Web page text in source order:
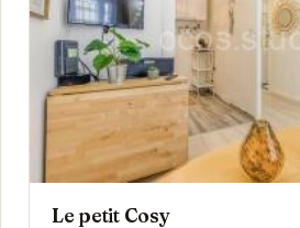
Le petit Cosy